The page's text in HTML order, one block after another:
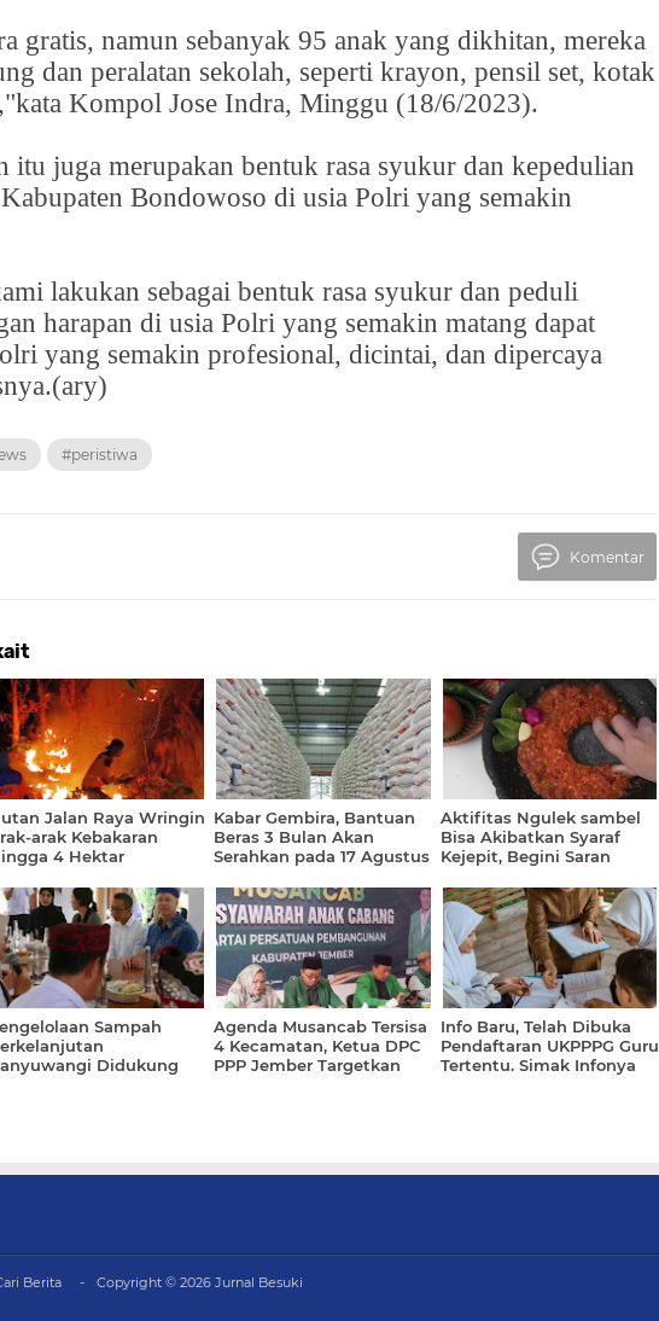
gratis, namun sebanyak 95 anak yang dikhitan, mereka
dan peralatan sekolah, seperti krayon, pensil set, kotak
Kompol Jose Indra, Minggu (18/6/2023).
itu juga merupakan bentuk rasa syukur dan kepedulian
Bondowoso di usia Polri yang semakin
lakukan sebagai bentuk rasa syukur dan peduli
harapan di usia Polri yang semakin matang dapat
yang semakin profesional, dicintai, dan dipercaya
#peristiwa
Komentar
Jalan Raya Wringin
arak Kebakaran
4 Hektar
Kabar Gembira, Bantuan
Beras 3 Bulan Akan
Serahkan pada 17 Agustus
Aktifitas Ngulek sambel
Bisa Akibatkan Syaraf
Kejepit, Begini Saran
Sampah
Didukung
Agenda Musancab Tersisa
4 Kecamatan, Ketua DPC
PPP Jember Targetkan
Info Baru, Telah Dibuka
Pendaftaran UKPPPG Guru
Tertentu. Simak Infonya
Berita Copyright © 2026 Jurnal Besuki